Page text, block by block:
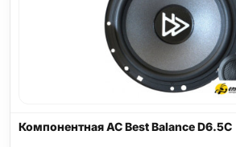
Компонентная АС Best Balance D6.5C